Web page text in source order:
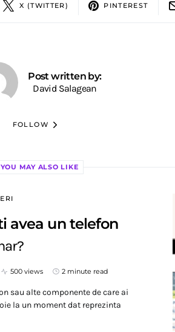
X (TWITTER) PINTEREST
Post written by:
David Salagean
FOLLOW
YOU MAY ALSO LIKE
avea un telefon
500 views 2 minute read
sau alte componente de care ai
la un moment dat reprezinta